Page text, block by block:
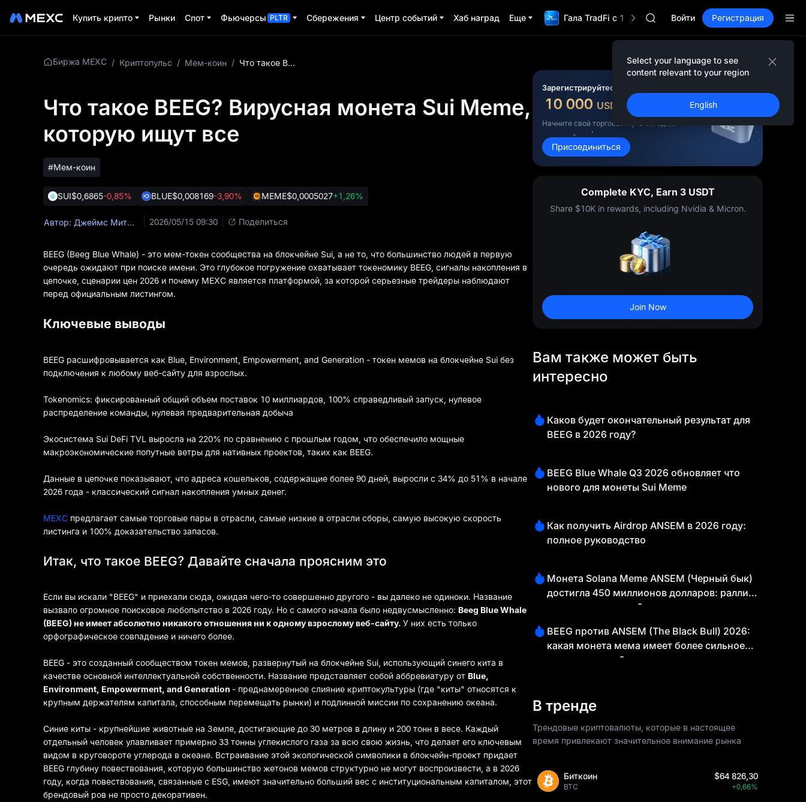
Купить крипто Рынки Спот Фьючерсы PLTR Сбережения Центр событий Хаб наград Еще Гала TradFi с 1 000 000$MINIMAX
UNITREE
Фьючерсы Юнитри уже доступны
CAP
Войти Регистрация
Select your language to see
content relevant to your region
English
Биржа MEXC / Криптопульс / Мем-коин / Что такое BEEG? Вирусная монета Sui Meme, которую ищут все
Что такое BEEG? Вирусная монета Sui Meme,
которую ищут все
#Мем-коин
SUI$0,6865-0,85% BLUE$0,008169-3,90% MEME$0,0005027+1,26%
Автор: Джеймс Митчелл (James Mitchell) 2026/05/15 09:30 Поделиться
BEEG (Beeg Blue Whale) - это мем-токен сообщества на блокчейне Sui, а не то, что большинство людей в первую
очередь ожидают при поиске имени. Это глубокое погружение охватывает токеномику BEEG, сигналы накопления в
цепочке, сценарии цен 2026 и почему MEXC является платформой, за которой серьезные трейдеры наблюдают
перед официальным листингом.
Ключевые выводы
BEEG расшифровывается как Blue, Environment, Empowerment, and Generation - токен мемов на блокчейне Sui без
подключения к любому веб-сайту для взрослых.
Tokenomics: фиксированный общий объем поставок 10 миллиардов, 100% справедливый запуск, нулевое
распределение команды, нулевая предварительная добыча
Экосистема Sui DeFi TVL выросла на 220% по сравнению с прошлым годом, что обеспечило мощные
макроэкономические попутные ветры для нативных проектов, таких как BEEG.
Данные в цепочке показывают, что адреса кошельков, содержащие более 90 дней, выросли с 34% до 51% в начале
2026 года - классический сигнал накопления умных денег.
MEXC предлагает самые торговые пары в отрасли, самые низкие в отрасли сборы, самую высокую скорость
листинга и 100% доказательство запасов.
Итак, что такое BEEG? Давайте сначала проясним это
Если вы искали "BEEG" и приехали сюда, ожидая чего-то совершенно другого - вы далеко не одиноки. Название
вызвало огромное поисковое любопытство в 2026 году. Но с самого начала было недвусмысленно: Beeg Blue Whale
(BEEG) не имеет абсолютно никакого отношения ни к одному взрослому веб-сайту. У них есть только
орфографическое совпадение и ничего более.
BEEG - это созданный сообществом токен мемов, развернутый на блокчейне Sui, использующий синего кита в
качестве основной интеллектуальной собственности. Название представляет собой аббревиатуру от Blue,
Environment, Empowerment, and Generation - преднамеренное слияние криптокультуры (где "киты" относятся к
крупным держателям капитала, способным перемещать рынки) и подлинной миссии по сохранению океана.
Синие киты - крупнейшие животные на Земле, достигающие до 30 метров в длину и 200 тонн в весе. Каждый
отдельный человек улавливает примерно 33 тонны углекислого газа за всю свою жизнь, что делает его ключевым
видом в круговороте углерода в океане. Встраивание этой экологической символики в блокчейн-проект придает
BEEG глубину повествования, которую большинство жетонов мемов структурно не могут воспроизвести, а в 2026
году, когда повествования, связанные с ESG, имеют значительно больший вес с институциональным капиталом, этот
брендовый ров не просто декоративен.
Зарегистрируйтесь и получите до
10 000 USDT
Начните свой торговый путь сегодня!
Присоединиться
Complete KYC, Earn 3 USDT
Share $10K in rewards, including Nvidia & Micron.
Join Now
Вам также может быть
интересно
Каков будет окончательный результат для
BEEG в 2026 году?
BEEG Blue Whale Q3 2026 обновляет что
нового для монеты Sui Meme
Как получить Airdrop ANSEM в 2026 году:
полное руководство
Монета Solana Meme ANSEM (Черный бык)
достигла 450 миллионов долларов: ралли
только начинается?
BEEG против ANSEM (The Black Bull) 2026:
какая монета мема имеет более сильное
повествование?
В тренде
Трендовые криптовалюты, которые в настоящее
время привлекают значительное внимание рынка
Биткоин
BTC
$64 826,30
+0,66%